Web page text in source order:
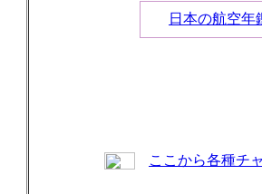
ここから各種チ